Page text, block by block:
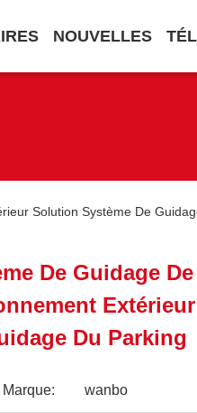
NOUVELLES
Solution Système De
De Guidage
Du Parking
wanbo